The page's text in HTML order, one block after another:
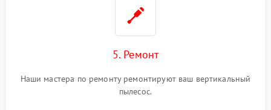
5. Ремонт
Наши мастера по ремонту ремонтируют ваш вертикальный
пылесос.